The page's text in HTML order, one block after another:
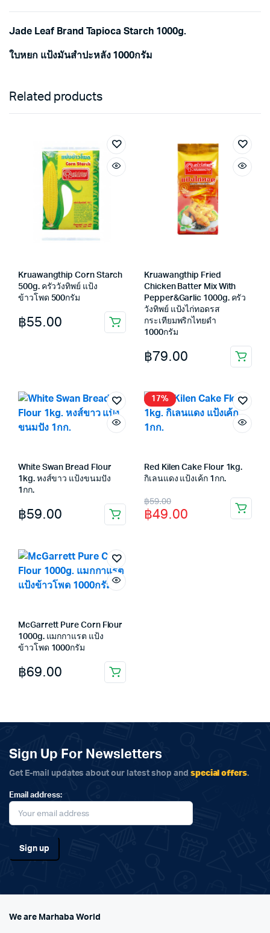
Jade Leaf Brand Tapioca Starch 1000g.
ใบหยก แป้งมันสำปะหลัง 1000กรัม
Related products
Kruawangthip Corn Starch
500g. ครัววังทิพย์ แป้ง
ข้าวโพด 500กรัม
฿55.00
Kruawangthip Fried
Chicken Batter Mix With
Pepper&Garlic 1000g. ครัว
วังทิพย์ แป้งไก่ทอดรส
กระเทียมพริกไทยดำ
1000กรัม
฿79.00
White Swan Bread Flour
1kg. หงส์ขาว แป้งขนมปัง
1กก.
฿59.00
17%
Red Kilen Cake Flour 1kg.
กิเลนแดง แป้งเค้ก 1กก.
฿59.00
Original
price
฿49.00
Current
price
McGarrett Pure Corn Flour
1000g. แมกกาแรต แป้ง
ข้าวโพด 1000กรัม
฿69.00
Sign Up For Newsletters
Get E-mail updates about our latest shop and special offers.
Email address:
We are Marhaba World